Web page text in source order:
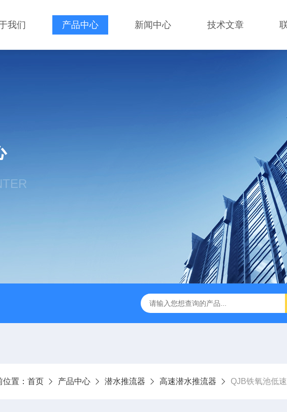
我们 产品中心 新闻中心 技术文章
淀池中心传动刮泥机 伞型双曲面立式搅拌机 WNG5二沉池刮吸泥机原
位置： 首页 产品中心 潜水推流器 高速潜水推流器 QJB铁氧池低